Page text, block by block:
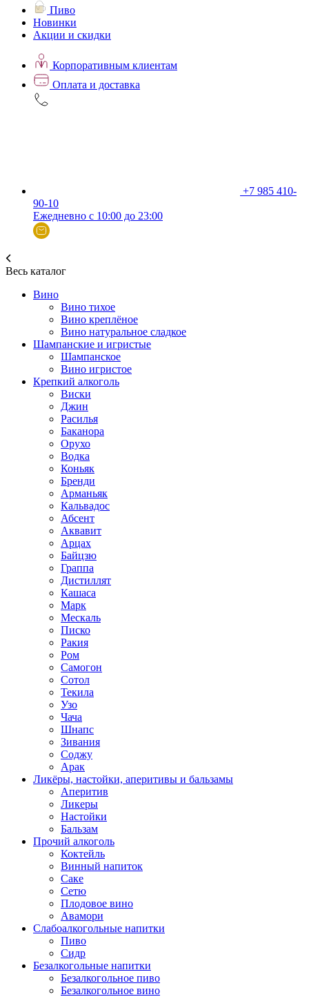
Пиво
Новинки
Акции и скидки
Корпоративным клиентам
Оплата и доставка
+7 985 410-
90-10
Ежедневно с 10:00 до 23:00
Весь каталог
Вино
Вино тихое
Вино креплёное
Вино натуральное сладкое
Шампанские и игристые
Шампанское
Вино игристое
Крепкий алкоголь
Виски
Джин
Расилья
Баканора
Орухо
Водка
Коньяк
Бренди
Арманьяк
Кальвадос
Абсент
Аквавит
Арцах
Байцзю
Граппа
Дистиллят
Кашаса
Марк
Мескаль
Писко
Ракия
Ром
Самогон
Сотол
Текила
Узо
Чача
Шнапс
Зивания
Соджу
Арак
Ликёры, настойки, аперитивы и бальзамы
Аперитив
Ликеры
Настойки
Бальзам
Прочий алкоголь
Коктейль
Винный напиток
Саке
Сетю
Плодовое вино
Авамори
Слабоалкогольные напитки
Пиво
Сидр
Безалкогольные напитки
Безалкогольное пиво
Безалкогольное вино